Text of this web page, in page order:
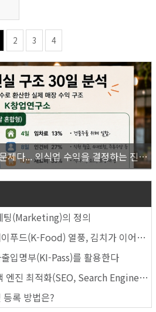
2 3 4
재료비가 아니라 구조가 문제다... 외식업 수익을 결정하는 진짜 숫자의 비밀
팅(Marketing)의 정의
드(K-Food) 열풍, 김치가 이어간다
입명부(KI-Pass)를 활용한다
적화(SEO, Search Engine Optimization)란
록 방법은?